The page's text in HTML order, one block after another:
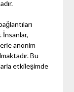
İnsanlar,
anonim
Bu
etkileşimde